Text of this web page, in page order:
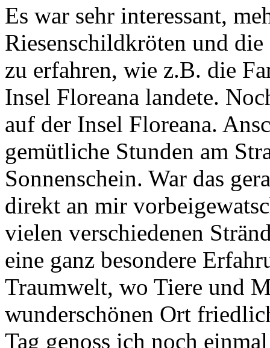
Es war sehr interessant,
Riesenschildkröten und
zu erfahren, wie z.B. die
Insel Floreana landete.
auf der Insel Floreana.
gemütliche Stunden am
Sonnenschein. War das
direkt an mir
vielen verschiedenen
eine ganz besondere
Traumwelt, wo Tiere und
wunderschönen Ort
Tag genoss ich noch